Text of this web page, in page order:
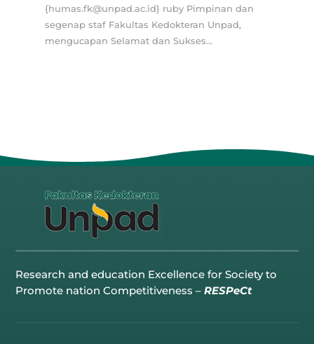
{humas.fk@unpad.ac.id} ruby Pimpinan dan
segenap staf Fakultas Kedokteran Unpad,
mengucapan Selamat dan Sukses...
Research and education Excellence for Society to
Promote nation Competitiveness –RESPeCt